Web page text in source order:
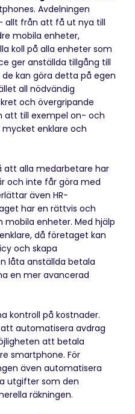
Avdelningen
allt från att få ut nya till
mobila enheter,
koll på alla enheter som
ger anställda tillgång till
kan göra detta på egen
all nödvändig
och övergripande
att till exempel on- och
enklare och
att alla medarbetare har
och inte får göra med
även HR-
har en rättvis och
mobila enheter. Med hjälp
då företaget kan
och skapa
låta anställda betala
en mer avancerad
kontroll på kostnader.
automatisera avdrag
att betala
smartphone. För
även automatisera
utgifter som den
räkningen.